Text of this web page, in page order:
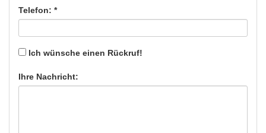
Telefon: *
Ich wünsche einen Rückruf!
Ihre Nachricht: